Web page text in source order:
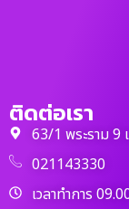
ติดต่อเรา
63/1 พระราม 9
021143330
เวลาทำการ